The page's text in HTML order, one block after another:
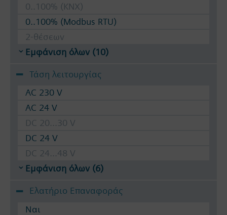
0..100% (KNX)
0..100% (Modbus RTU)
2-θέσεων
Εμφάνιση όλων (10)
Τάση λειτουργίας
AC 230 V
AC 24 V
DC 20...30 V
DC 24 V
DC 24...48 V
Εμφάνιση όλων (6)
Ελατήριο Επαναφοράς
Ναι